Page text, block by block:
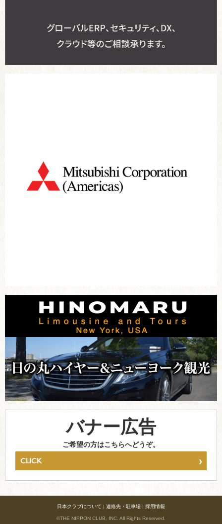
バナー広告
ご希望の方はこちらへどうぞ。
CLICK ›
日本クラブについて | 連絡先・駐車場 | 採用情報
©THE NIPPON CLUB, INC. All Rights Reserved.